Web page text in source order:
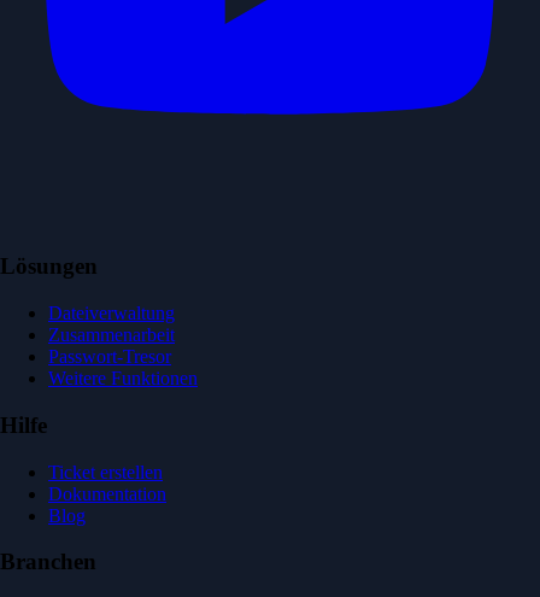
Lösungen
Dateiverwaltung
Zusammenarbeit
Passwort-Tresor
Weitere Funktionen
Hilfe
Ticket erstellen
Dokumentation
Blog
Branchen